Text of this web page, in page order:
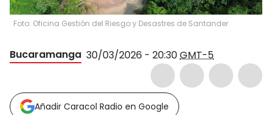
Foto: Oficina Gestión del Riesgo y Desastres de Santander
Bucaramanga 30/03/2026 - 20:30GMT-5
Añadir Caracol Radio en Google